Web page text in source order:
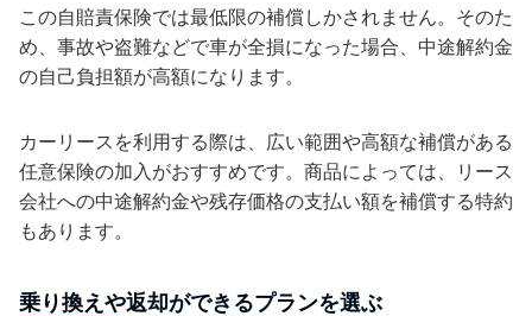
この自賠責保険では最低限の補償しかされません。そのた
め、事故や盗難などで車が全損になった場合、中途解約金
の自己負担額が高額になります。
カーリースを利用する際は、広い範囲や高額な補償がある
任意保険の加入がおすすめです。商品によっては、リース
会社への中途解約金や残存価格の支払い額を補償する特約
もあります。
乗り換えや返却ができるプランを選ぶ